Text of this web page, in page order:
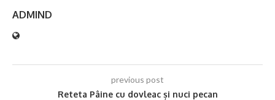
ADMIND
previous post
Reteta Pâine cu dovleac și nuci pecan